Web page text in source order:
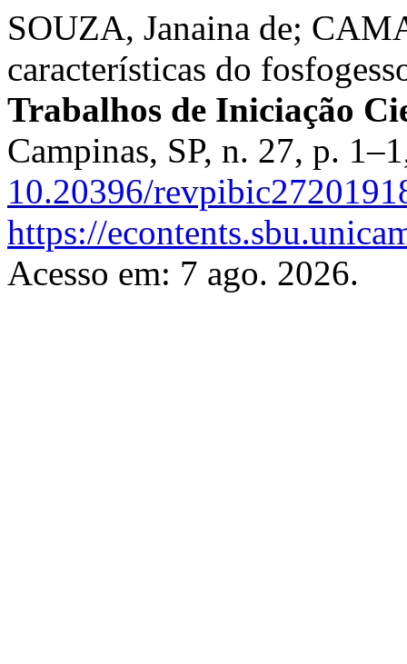
SOUZA, Janaina de;
características do
Trabalhos de Iniciação
Campinas, SP, n. 27, p.
10.20396/
https://
Acesso em: 7 ago. 2026.